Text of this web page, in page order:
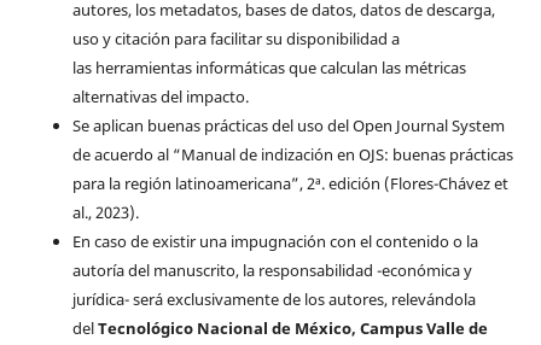
autores, los metadatos, bases de datos, datos de descarga,
uso y citación para facilitar su disponibilidad a
las herramientas informáticas que calculan las métricas
alternativas del impacto.
Se aplican buenas prácticas del uso del Open Journal System
de acuerdo al “Manual de indización en OJS: buenas prácticas
para la región latinoamericana”, 2ª. edición (Flores-Chávez et
al., 2023).
En caso de existir una impugnación con el contenido o la
autoría del manuscrito, la responsabilidad -económica y
jurídica- será exclusivamente de los autores, relevándola
delTecnológico Nacional de México, Campus Valle de